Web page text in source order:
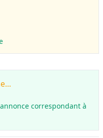
correspondant à